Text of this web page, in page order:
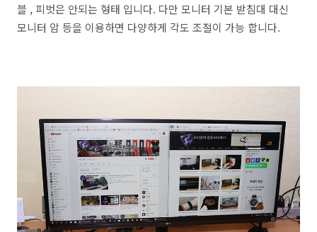
블 , 피벗은 안되는 형태 입니다. 다만 모니터 기본 받침대 대신
모니터 암 등을 이용하면 다양하게 각도 조절이 가능 합니다.